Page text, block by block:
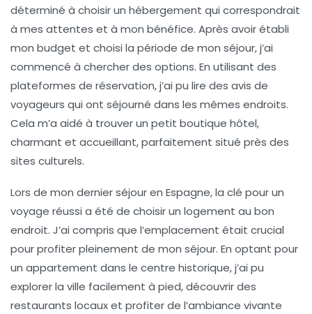
déterminé à choisir un hébergement qui correspondrait
à mes attentes et à mon bénéfice. Après avoir établi
mon budget et choisi la période de mon séjour, j’ai
commencé à chercher des options. En utilisant des
plateformes de réservation, j’ai pu lire des avis de
voyageurs qui ont séjourné dans les mêmes endroits.
Cela m’a aidé à trouver un petit boutique hôtel,
charmant et accueillant, parfaitement situé près des
sites culturels.
Lors de mon dernier séjour en Espagne, la clé pour un
voyage réussi a été de choisir un logement au bon
endroit. J’ai compris que l’emplacement était crucial
pour profiter pleinement de mon séjour. En optant pour
un appartement dans le centre historique, j’ai pu
explorer la ville facilement à pied, découvrir des
restaurants locaux et profiter de l’ambiance vivante